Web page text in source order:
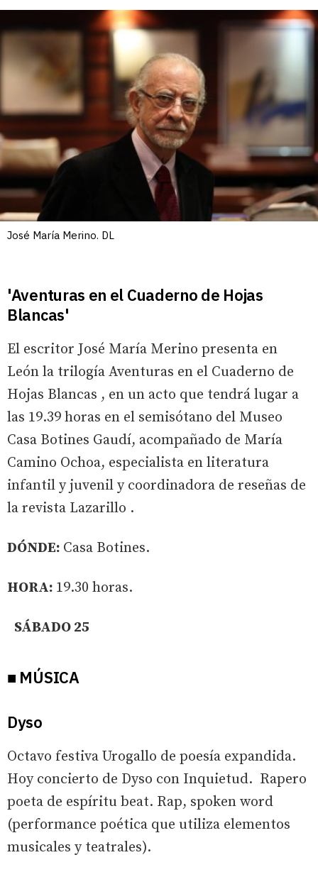
José María Merino. DL
'Aventuras en el Cuaderno de Hojas
Blancas'
El escritor José María Merino presenta en
León la trilogía Aventuras en el Cuaderno de
Hojas Blancas , en un acto que tendrá lugar a
las 19.39 horas en el semisótano del Museo
Casa Botines Gaudí, acompañado de María
Camino Ochoa, especialista en literatura
infantil y juvenil y coordinadora de reseñas de
la revista Lazarillo .
DÓNDE: Casa Botines.
HORA: 19.30 horas.
SÁBADO 25
■ MÚSICA
Dyso
Octavo festiva Urogallo de poesía expandida.
Hoy concierto de Dyso con Inquietud. Rapero
poeta de espíritu beat. Rap, spoken word
(performance poética que utiliza elementos
musicales y teatrales).